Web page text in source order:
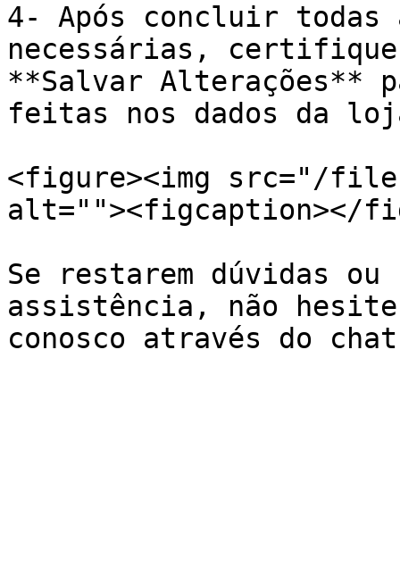
4- Após concluir todas
necessárias,
**Salvar Alterações**
feitas nos dados da
<figure><img src="/files/
alt=""><figcaption></
Se restarem dúvidas
assistência, não